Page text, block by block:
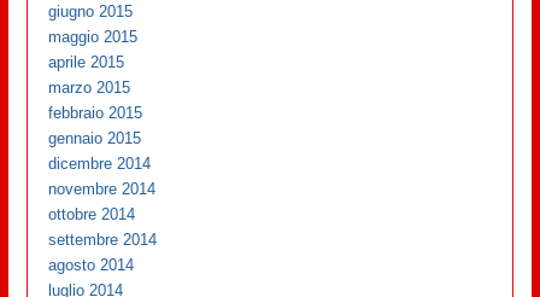
giugno 2015
maggio 2015
aprile 2015
marzo 2015
febbraio 2015
gennaio 2015
dicembre 2014
novembre 2014
ottobre 2014
settembre 2014
agosto 2014
luglio 2014